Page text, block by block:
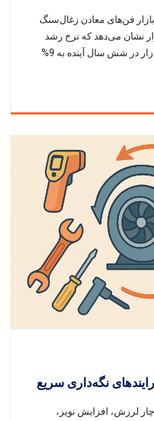
تحقیقات بازار فن‌های معادن زغال‌سنگ
نشان می‌دهد که نرخ رشد
مرکب سالانه (CAGR) در این بازار در شش سال آینده به 9%
نگه‌داری سریع
لرزش، افزایش نویز،